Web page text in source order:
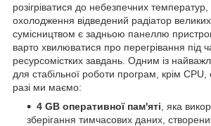
розігріватися до небезпечних
охолодження відведений радіатор
сумісництвом є задньою панеллю
варто хвилюватися про перегрівання під
ресурсомістких завдань. Одним із
для стабільної роботи програм, крім
разі ми маємо:
4 GB оперативної пам'яті , яка
зберігання тимчасових даних,